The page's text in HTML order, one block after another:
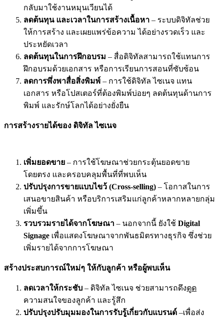
กลับมาใช้งานหมุนเวียนได้
ลดต้นทุน และเวลาในการสร้างเนื้อหา – ระบบดิจิทัลช่วย
ให้การสร้าง และเผยแพร่ข้อความ ได้อย่างรวดเร็ว และ
ประหยัดเวลา
ลดต้นทุนในการฝึกอบรม – สื่อดิจิทัลสามารถใช้แทนการ
ฝึกอบรมด้วยเอกสาร หรือการเรียนการสอนที่ซับซ้อน
ลดการพึ่งพาสื่อสิ่งพิมพ์ – การใช้ดิจิทัล ไซเนจ แทน
เอกสาร หรือโปสเตอร์ที่ต้องพิมพ์บ่อยๆ ลดต้นทุนด้านการ
พิมพ์ และรักษ์โลกได้อย่างยั่งยืน
การสร้างรายได้ของ ดิจิทัล ไซเนจ
เพิ่มยอดขาย – การใช้โฆษณาช่วยกระตุ้นยอดขาย
โดยตรง และครอบคลุมพื้นที่ที่พบเห็น
ปรับปรุงการขายแบบไขว้ (Cross-selling) – โอกาสในการ
เสนอขายสินค้า หรือบริการเสริมแก่ลูกค้าหลากหลายกลุ่ม
เพิ่มขึ้น
รวบรวมรายได้จากโฆษณา – นอกจากนี้ ยังใช้ Digital
Signage เพื่อแสดงโฆษณาจากพันธมิตรทางธุรกิจ ซึ่งช่วย
เพิ่มรายได้จากการโฆษณา
สร้างประสบการณ์ใหม่ๆ ให้กับลูกค้า หรือผู้พบเห็น
ลดเวลาให้กระชับ – ดิจิทัล ไซเนจ ช่วยสามารถดึงดูด
ความสนใจของลูกค้า และรู้สึก
ปรับปรุงปรับมุมมองในการรับรู้เกี่ยวกับแบรนด์ –เพื่อส่ง